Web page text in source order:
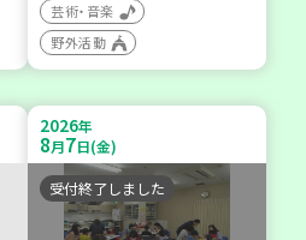
芸術・音楽
野外活動
2026年
8月7日(金)
受付終了しました